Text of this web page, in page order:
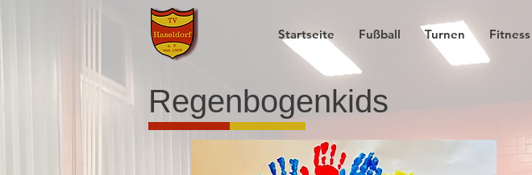
Startseite Fußball Turnen
Regenbogenkids